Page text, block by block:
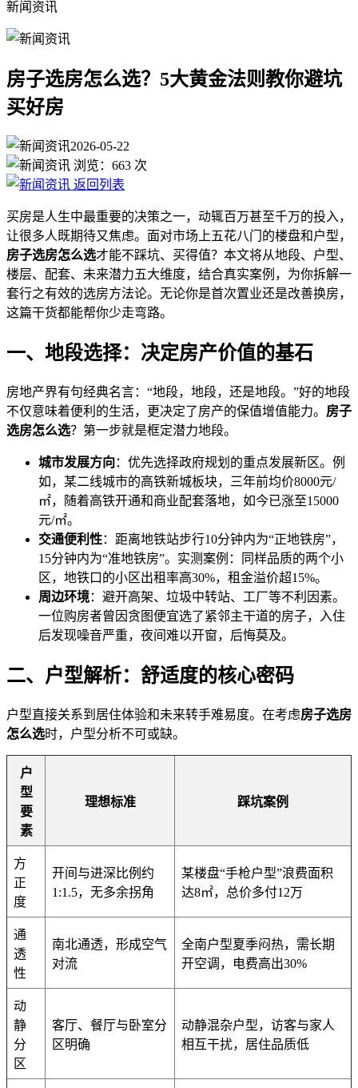
新闻资讯
房子选房怎么选？5大黄金法则教你避坑
买好房
2026-05-22
浏览： 663 次
返回列表
买房是人生中最重要的决策之一，动辄百万甚至千万的投入，
让很多人既期待又焦虑。面对市场上五花八门的楼盘和户型，
房子选房怎么选才能不踩坑、买得值？本文将从地段、户型、
楼层、配套、未来潜力五大维度，结合真实案例，为你拆解一
套行之有效的选房方法论。无论你是首次置业还是改善换房，
这篇干货都能帮你少走弯路。
一、地段选择：决定房产价值的基石
房地产界有句经典名言：“地段，地段，还是地段。”好的地段
不仅意味着便利的生活，更决定了房产的保值增值能力。 房子
选房怎么选？第一步就是框定潜力地段。
城市发展方向 ：优先选择政府规划的重点发展新区。例
如，某二线城市的高铁新城板块，三年前均价8000元/
㎡，随着高铁开通和商业配套落地，如今已涨至15000
元/㎡。
交通便利性：距离地铁站步行10分钟内为“正地铁房”，
15分钟内为“准地铁房”。实测案例：同样品质的两个小
区，地铁口的小区出租率高30%，租金溢价超15%。
周边环境：避开高架、垃圾中转站、工厂等不利因素。
一位购房者曾因贪图便宜选了紧邻主干道的房子，入住
后发现噪音严重，夜间难以开窗，后悔莫及。
二、户型解析：舒适度的核心密码
户型直接关系到居住体验和未来转手难易度。在考虑房子选房
怎么选时，户型分析不可或缺。
户
型
要
素
理想标准 踩坑案例
方
正
度
开间与进深比例约
1:1.5，无多余拐角
某楼盘“手枪户型”浪费面积
达8㎡，总价多付12万
通
透
性
南北通透，形成空气
对流
全南户型夏季闷热，需长期
开空调，电费高出30%
动
静
分
区
客厅、餐厅与卧室分
区明确
动静混杂户型，访客与家人
相互干扰，居住品质低